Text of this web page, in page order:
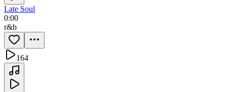
Late Soul
0:00
r&b
164